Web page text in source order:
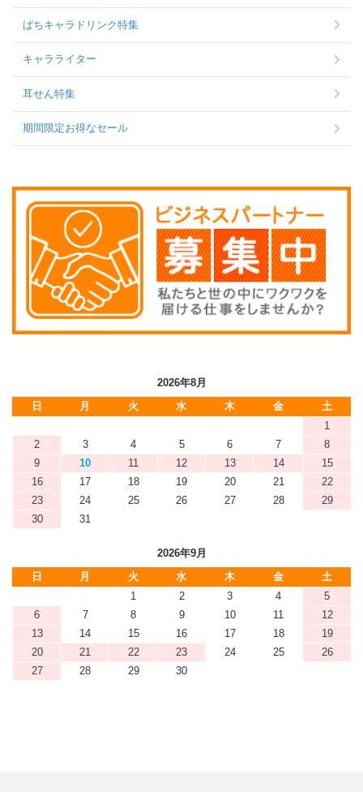
ぱちキャラドリンク特集
キャラライター
耳せん特集
期間限定お得なセール
2026年8月
日
月 火 水 木 金
土
1
2
3 4 5 6 7
8
9
10 11 12 13 14
15
16
17 18 19 20 21
22
23
24 25 26 27 28
29
30
31
2026年9月
日
月 火 水 木 金
土
1
2 3 4
5
6
7 8 9 10 11
12
13
14 15 16 17 18
19
20
21 22 23 24 25
26
27
28 29 30